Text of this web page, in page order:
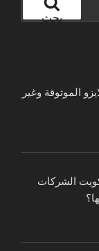
بحث
الموثوقة وغير
الشركات